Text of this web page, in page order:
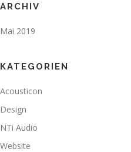
ARCHIV
Mai 2019
KATEGORIEN
Acousticon
Design
NTi Audio
Website